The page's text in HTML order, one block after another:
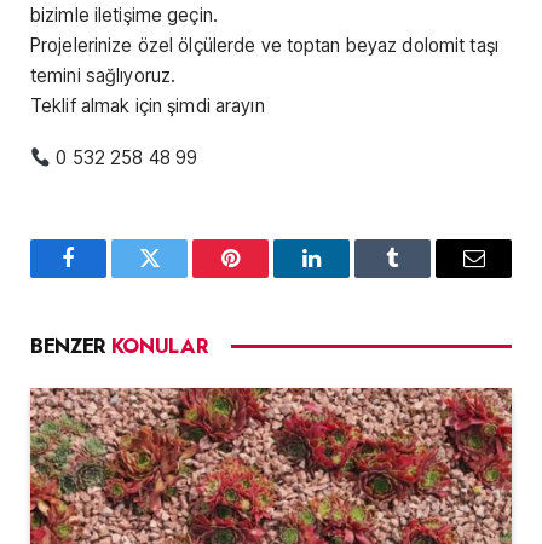
bizimle iletişime geçin.
Projelerinize özel ölçülerde ve toptan beyaz dolomit taşı
temini sağlıyoruz.
Teklif almak için şimdi arayın
0 532 258 48 99
FacebookTwitter Pinterest LinkedInTumblr Email
BENZER KONULAR